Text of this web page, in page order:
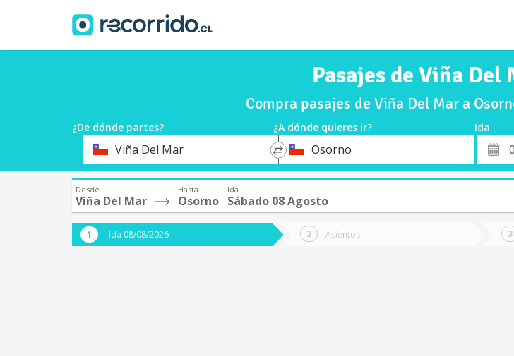
Pasajes de Viña Del
Compra pasajes de Viña Del Mar a
¿De dónde partes? ¿A dónde quieres ir? Ida
Origen Viña Del Mar
*
DestinoOsorno
Fecha
de
Desde
Viña Del Mar
Hasta
Osorno
Ida
Sábado 08 Agosto
Ida 08/08/2026 Asientos